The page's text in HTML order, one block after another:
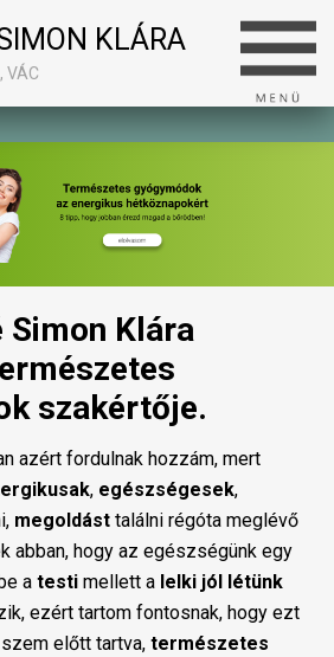
KLÁRA
VÁC
Simon Klára
szakértője.
azért fordulnak hozzám, mert
, egészségesek,
megoldást találni régóta meglévő
abban, hogy az egészségünk egy
a testi mellett a lelki jól létünk
ezért tartom fontosnak, hogy ezt
előtt tartva, természetes